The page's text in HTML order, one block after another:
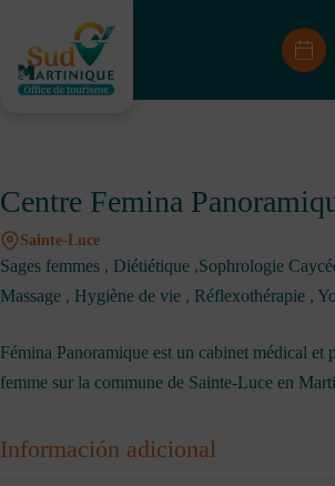
contenido
Centre Femina
Sainte-Luce
Sages femmes , Diétiétique ,Sophrologie
Massage , Hygiène de vie , Réflexothérapie ,
Fémina Panoramique est un cabinet médical et
femme sur la commune de Sainte-Luce en
Información adicional